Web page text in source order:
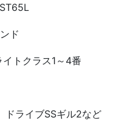
ド
トクラス1～4番
ライブSSギル2など